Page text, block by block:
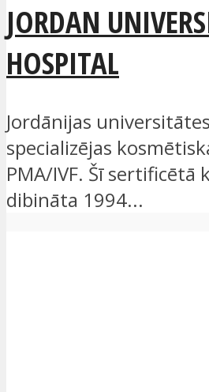
JORDAN
HOSPITAL
Jordānijas
specializējas
PMA/IVF. Šī sertificētā
dibināta 1994...